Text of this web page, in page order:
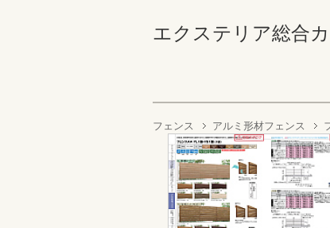
エクステリア総合
フェンス アルミ形材フェンス